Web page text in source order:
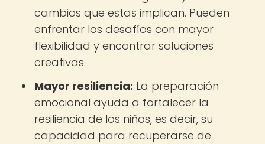
cambios que estas implican. Pueden
enfrentar los desafíos con mayor
flexibilidad y encontrar soluciones
creativas.
Mayor resiliencia: La preparación
emocional ayuda a fortalecer la
resiliencia de los niños, es decir, su
capacidad para recuperarse de